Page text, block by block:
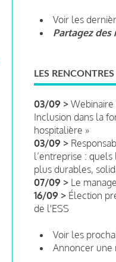
Voir les
Partagez des
LES RENCONTRES
03/09 >
Inclusion dans la
hospitalière »
03/09 >
l’entreprise :
plus durables,
07/09 > Le
16/09 > Élection
de l'ESS
Voir les
Annoncer une